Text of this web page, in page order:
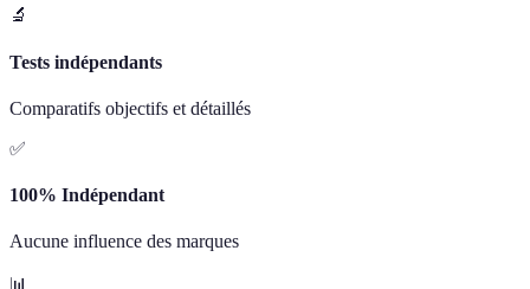
🔬
Tests indépendants
Comparatifs objectifs et détaillés
✅
100% Indépendant
Aucune influence des marques